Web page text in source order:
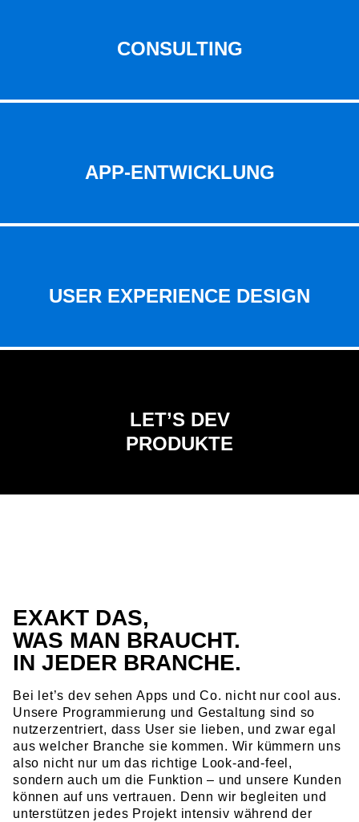
CONSULTING
APP-ENTWICKLUNG
USER EXPERIENCE DESIGN
LET’S DEV
PRODUKTE
EXAKT DAS,
WAS MAN BRAUCHT.
IN JEDER BRANCHE.
Bei let’s dev sehen Apps und Co. nicht nur cool aus.
Unsere Programmierung und Gestaltung sind so
nutzerzentriert, dass User sie lieben, und zwar egal
aus welcher Branche sie kommen. Wir kümmern uns
also nicht nur um das richtige Look-and-feel,
sondern auch um die Funktion – und unsere Kunden
können auf uns vertrauen. Denn wir begleiten und
unterstützen jedes Projekt intensiv während der